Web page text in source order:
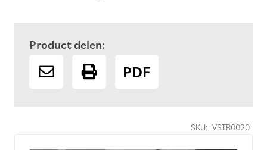
SKU: VSTR0020
Product delen:
PDF